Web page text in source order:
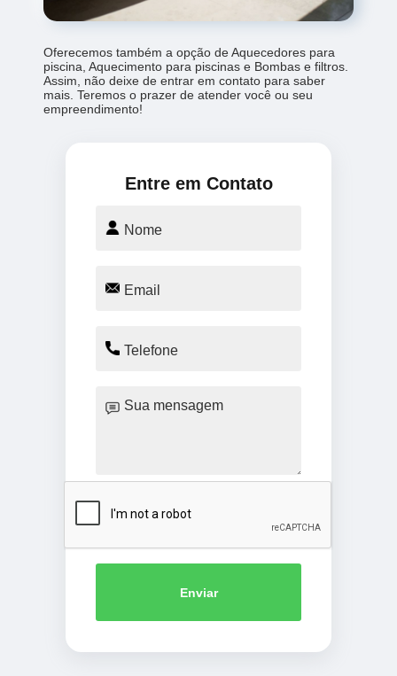
Oferecemos também a opção de Aquecedores para
piscina, Aquecimento para piscinas e Bombas e filtros.
Assim, não deixe de entrar em contato para saber
mais. Teremos o prazer de atender você ou seu
empreendimento!
Entre em Contato
Enviar